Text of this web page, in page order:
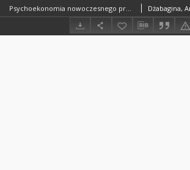
Psychoekonomia nowoczesnego pragnienia. Rec.: Wacław Forajter, "Pragnąć. Szkice o literaturze nowoczesnej", Katowice 2017 Dżabagina,